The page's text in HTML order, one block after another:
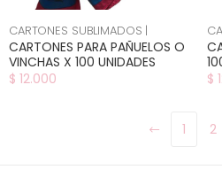
CARTONES SUBLIMADOS |
CARTONES PARA PAÑUELOS O
VINCHAS X 100 UNIDADES
$ 12.000
$
1 2